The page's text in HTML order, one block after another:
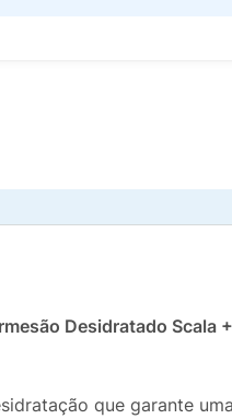
Desidratado Scala
que garante